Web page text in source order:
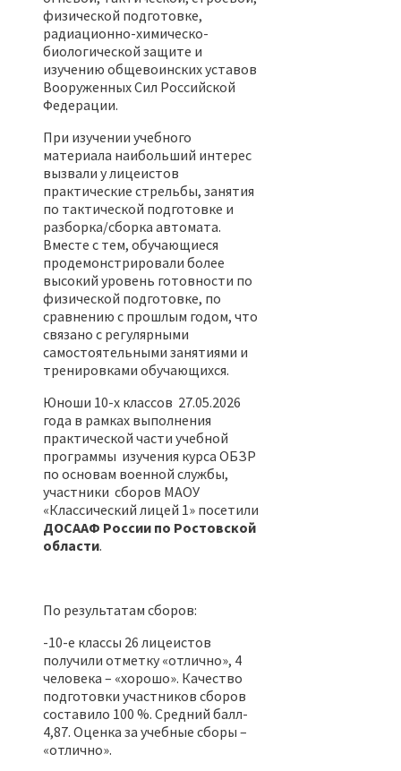
физической подготовке,
радиационно-химическо-
биологической защите и
изучению общевоинских уставов
Вооруженных Сил Российской
Федерации.
При изучении учебного
материала наибольший интерес
вызвали у лицеистов
практические стрельбы, занятия
по тактической подготовке и
разборка/сборка автомата.
Вместе с тем, обучающиеся
продемонстрировали более
высокий уровень готовности по
физической подготовке, по
сравнению с прошлым годом, что
связано с регулярными
самостоятельными занятиями и
тренировками обучающихся.
Юноши 10-х классов 27.05.2026
года в рамках выполнения
практической части учебной
программы изучения курса ОБЗР
по основам военной службы,
участники сборов МАОУ
«Классический лицей 1» посетили
ДОСААФ России по Ростовской
области.
По результатам сборов:
-10-е классы 26 лицеистов
получили отметку «отлично», 4
человека – «хорошо». Качество
подготовки участников сборов
составило 100 %. Средний балл-
4,87. Оценка за учебные сборы –
«отлично».